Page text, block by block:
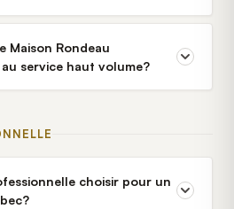
Maison Rondeau
service haut volume?
choisir pour un